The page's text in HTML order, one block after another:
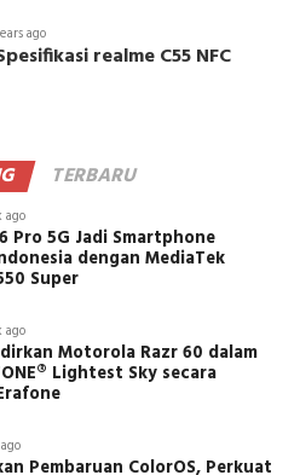
ago
realme C55 NFC
TERBARU
ago
Pro 5G Jadi Smartphone
dengan MediaTek
Super
ago
Motorola Razr 60 dalam
Lightest Sky secara
Pembaruan ColorOS, Perkuat